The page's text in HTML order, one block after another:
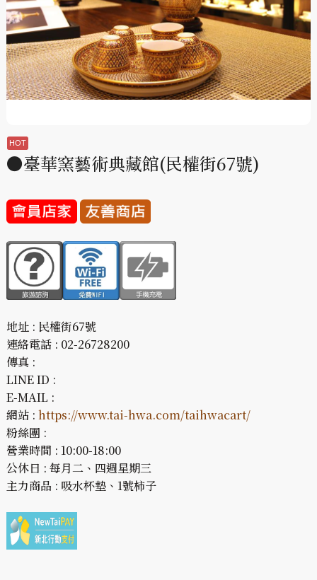
●臺華窯藝術典藏館(民權街67號)
地址 : 民權街67號
連絡電話 : 02-26728200
傳真 :
LINE ID :
E-MAIL :
網站 : https://www.tai-hwa.com/taihwacart/
粉絲團 :
營業時間 : 10:00-18:00
公休日 : 每月二、四週星期三
主力商品 : 吸水杯墊、1號柿子